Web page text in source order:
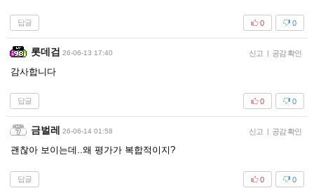
답글 0
0
롯데검 26-06-13 17:40 신고 | 공감 확인
감사합니다
답글 0
0
금벌레 26-06-14 01:58 신고 | 공감 확인
괜찮아 보이는데..왜 평가가 복합적이지?
답글 0
0